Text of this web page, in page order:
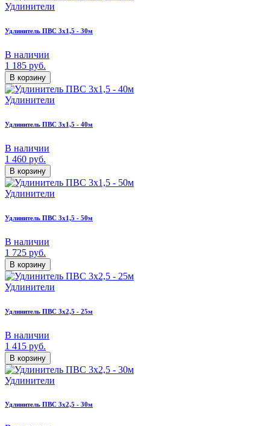
Удлинители
Удлинитель ПВС 3х1,5 - 30м
В наличии
1 185 руб.
В корзину
Удлинители
Удлинитель ПВС 3х1,5 - 40м
В наличии
1 460 руб.
В корзину
Удлинители
Удлинитель ПВС 3х1,5 - 50м
В наличии
1 725 руб.
В корзину
Удлинители
Удлинитель ПВС 3х2,5 - 25м
В наличии
1 415 руб.
В корзину
Удлинители
Удлинитель ПВС 3х2,5 - 30м